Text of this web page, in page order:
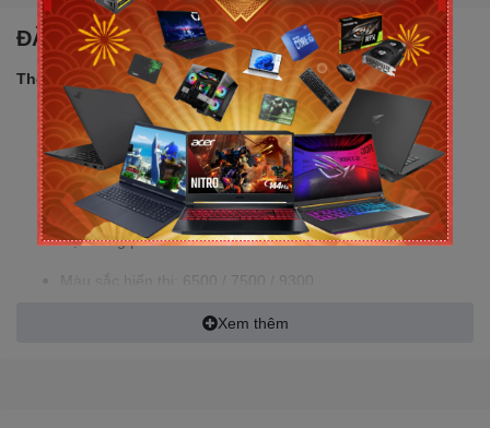
ĐẶC ĐIỂM NỔI BẬT
Thông số sản phẩm:
Mã sản phẩm: G2718Q1
Màu sắc: Đen
Độ sáng: Max 300cd/㎡
Độ tương phản: 1000:1
Màu sắc hiển thị: 6500 / 7500 / 9300
Màu sắc hỗ trợ: 16.7MXem thêm